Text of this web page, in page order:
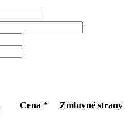
Cena * Zmluvné strany